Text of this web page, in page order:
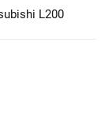
L200